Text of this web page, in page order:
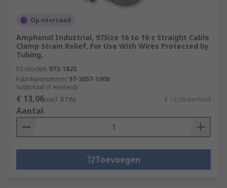
Op voorraad
Amphenol Industrial, 97Size 16 to 16 s Straight Cable
Clamp Strain Relief, For Use With Wires Protected by
Tubing,
RS-stocknr. 873-1825
Fabrikantnummer 97-3057-1008
Subtotaal (1 eenheid)
€ 13,06(excl. BTW) € 13,06/eenheid
Aantal
Toevoegen